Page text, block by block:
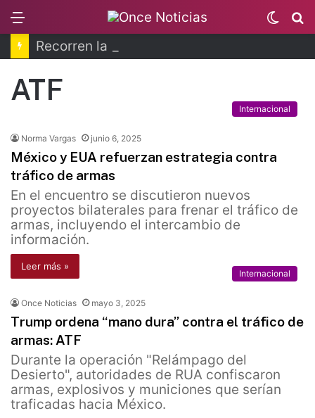
Switch
skin
ATF
Internacional
Norma Vargas junio 6, 2025
México y EUA refuerzan estrategia contra
tráfico de armas
En el encuentro se discutieron nuevos
proyectos bilaterales para frenar el tráfico de
armas, incluyendo el intercambio de
información.
Leer más »
Internacional
Once Noticias mayo 3, 2025
Trump ordena “mano dura” contra el tráfico de
armas: ATF
Durante la operación "Relámpago del
Desierto", autoridades de RUA confiscaron
armas, explosivos y municiones que serían
traficadas hacia México.